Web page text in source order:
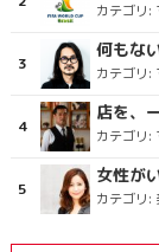
カテゴリ:
何もな
カテゴリ:
店を、
カテゴリ:
女性が
カテゴリ: